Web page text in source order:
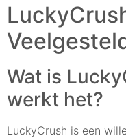
Wat is
werkt het?
LuckyCrush is een